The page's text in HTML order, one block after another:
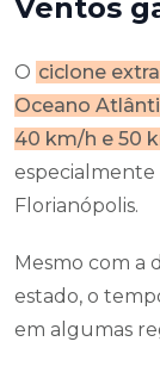
Ventos
O ciclone
Oceano
40 km/h e 50
especialmente
Florianópolis.
Mesmo com a
estado, o
em algumas